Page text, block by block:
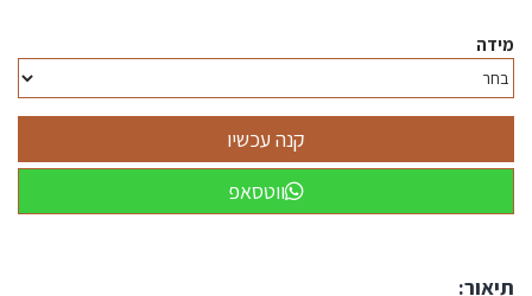
מידה
ווטסאפ
תיאור: